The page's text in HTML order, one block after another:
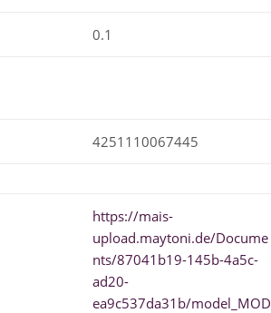
0.1
4251110067445
https://mais-
upload.maytoni.de/Docume
nts/87041b19-145b-4a5c-
ad20-
ea9c537da31b/model_MOD